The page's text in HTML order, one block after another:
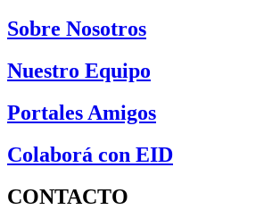
Sobre Nosotros
Nuestro Equipo
Portales Amigos
Colaborá con EID
CONTACTO